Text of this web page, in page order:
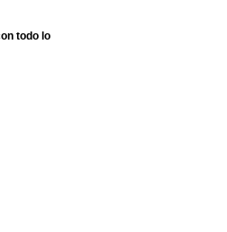
todo lo